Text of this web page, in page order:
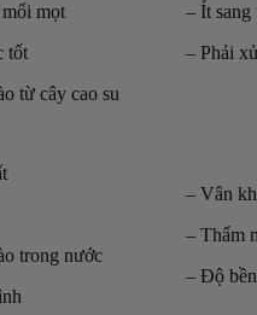
mọt
tốt
từ cây cao su
– Ít sang
– Phải
trong nước
– Vân
– Thẩm
– Độ